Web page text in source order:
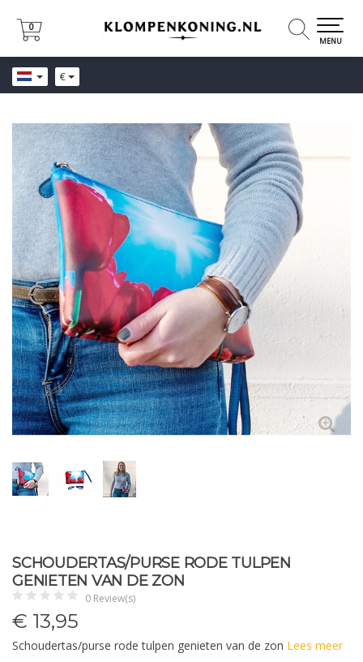
€
0
0
MENU
SCHOUDERTAS/PURSE RODE TULPEN
GENIETEN VAN DE ZON
0 Review(s)
€ 13,95
Schoudertas/purse rode tulpen genieten van de zon Lees meer